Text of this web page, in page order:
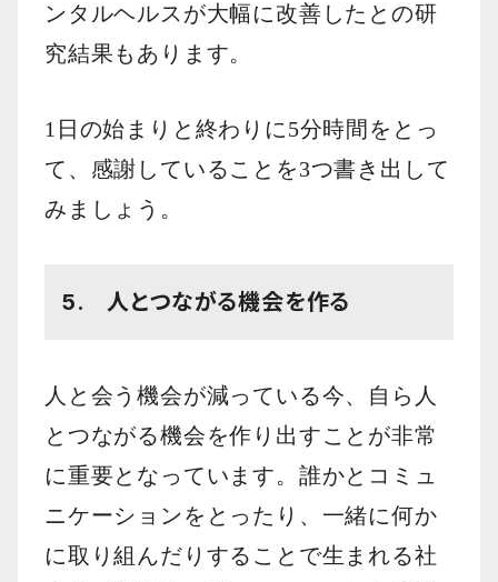
ンタルヘルスが大幅に改善したとの研
究結果もあります。
1日の始まりと終わりに5分時間をとっ
て、感謝していることを3つ書き出して
みましょう。
5. 人とつながる機会を作る
人と会う機会が減っている今、自ら人
とつながる機会を作り出すことが非常
に重要となっています。誰かとコミュ
ニケーションをとったり、一緒に何か
に取り組んだりすることで生まれる社